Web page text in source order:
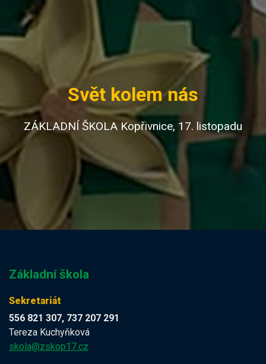
Svět kolem nás
ZÁKLADNÍ ŠKOLA Kopřivnice, 17. listopadu
Základní škola
Sekretariát
556 821 307, 737 207 291
Tereza Kuchyňková
skola@zskop17.cz